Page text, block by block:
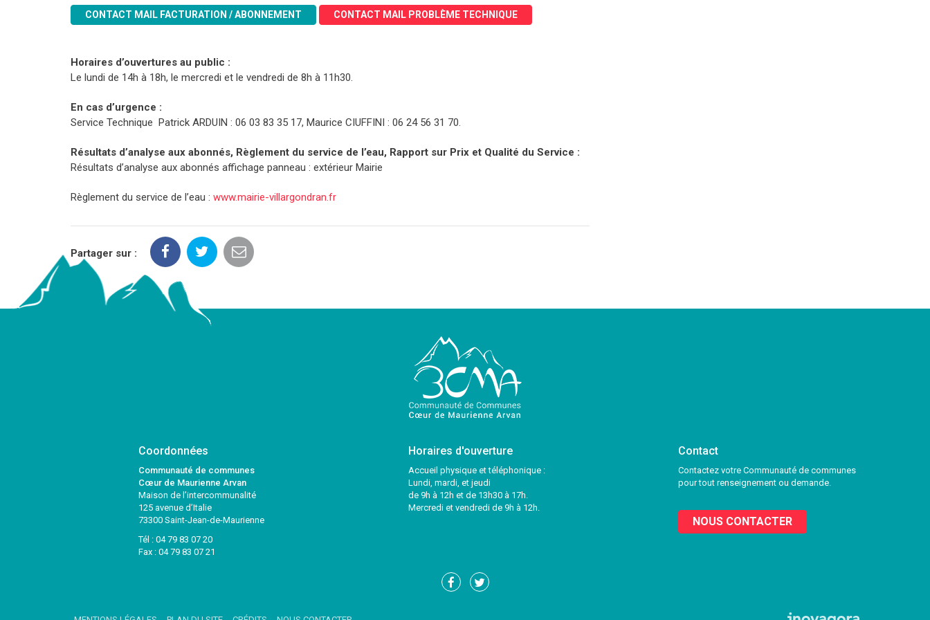
CONTACT MAIL FACTURATION / ABONNEMENT CONTACT MAIL PROBLÈME TECHNIQUE
Horaires d’ouvertures au public :
Le lundi de 14h à 18h, le mercredi et le vendredi de 8h à 11h30.
En cas d’urgence :
Service Technique Patrick ARDUIN : 06 03 83 35 17, Maurice CIUFFINI : 06 24 56 31 70.
Résultats d’analyse aux abonnés, Règlement du service de l’eau, Rapport sur Prix et Qualité du Service :
Résultats d’analyse aux abonnés affichage panneau : extérieur Mairie
Règlement du service de l’eau : www.mairie-villargondran.fr
Partager sur :
Coordonnées
Communauté de communes
Cœur de Maurienne Arvan
Maison de l’intercommunalité
125 avenue d’Italie
73300 Saint-Jean-de-Maurienne
Tél : 04 79 83 07 20
Fax : 04 79 83 07 21
Horaires d'ouverture
Accueil physique et téléphonique :
Lundi, mardi, et jeudi
de 9h à 12h et de 13h30 à 17h.
Mercredi et vendredi de 9h à 12h.
Contact
Contactez votre Communauté de communes
pour tout renseignement ou demande.
NOUS CONTACTER
Lien
Lien